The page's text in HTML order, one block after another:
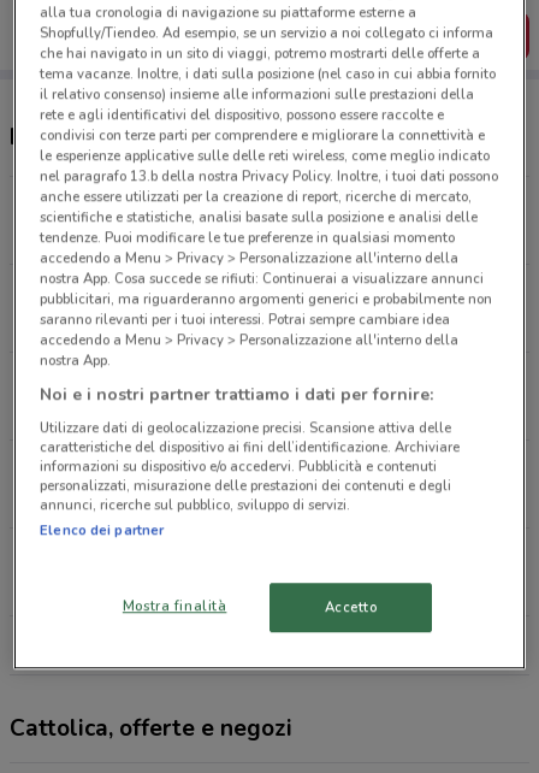
SCARICA L’APP
Negozi Cattolica a Varese
Via Piave, 1 Varese
518 m
Via Gian Pietro Porro, 23 Induno Olona
3.7 km
Viale Ugo Maspero, 10 Somma Lombardo
17.4 km
Cattolica, offerte e negozi
alla tua cronologia di navigazione su piattaforme esterne a
Shopfully/Tiendeo. Ad esempio, se un servizio a noi collegato ci informa
che hai navigato in un sito di viaggi, potremo mostrarti delle offerte a
tema vacanze. Inoltre, i dati sulla posizione (nel caso in cui abbia fornito
il relativo consenso) insieme alle informazioni sulle prestazioni della
rete e agli identificativi del dispositivo, possono essere raccolte e
condivisi con terze parti per comprendere e migliorare la connettività e
le esperienze applicative sulle delle reti wireless, come meglio indicato
nel paragrafo 13.b della nostra Privacy Policy. Inoltre, i tuoi dati possono
anche essere utilizzati per la creazione di report, ricerche di mercato,
scientifiche e statistiche, analisi basate sulla posizione e analisi delle
tendenze. Puoi modificare le tue preferenze in qualsiasi momento
accedendo a Menu > Privacy > Personalizzazione all'interno della
nostra App. Cosa succede se rifiuti: Continuerai a visualizzare annunci
pubblicitari, ma riguarderanno argomenti generici e probabilmente non
saranno rilevanti per i tuoi interessi. Potrai sempre cambiare idea
accedendo a Menu > Privacy > Personalizzazione all'interno della
nostra App.
Noi e i nostri partner trattiamo i dati per fornire:
Utilizzare dati di geolocalizzazione precisi. Scansione attiva delle
caratteristiche del dispositivo ai fini dell’identificazione. Archiviare
informazioni su dispositivo e/o accedervi. Pubblicità e contenuti
personalizzati, misurazione delle prestazioni dei contenuti e degli
annunci, ricerche sul pubblico, sviluppo di servizi.
Elenco dei partner
Mostra finalità Accetto